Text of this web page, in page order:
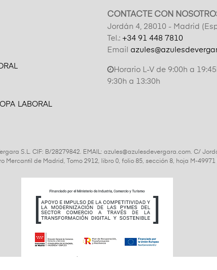
LABORAL
CONTACTE CON
Jordán 4, 28010 - Madrid
Tel.: +34 91 448 7810
Email
Horario L-V de 9:00h a
9:30h a 13:30h
S.L. CIF: B/28279842. EMAIL: azules@azulesdevergara.com. C/
Mercantil de Madrid, Tomo 2912, libro 0, folio 85, sección 8, hoja M-